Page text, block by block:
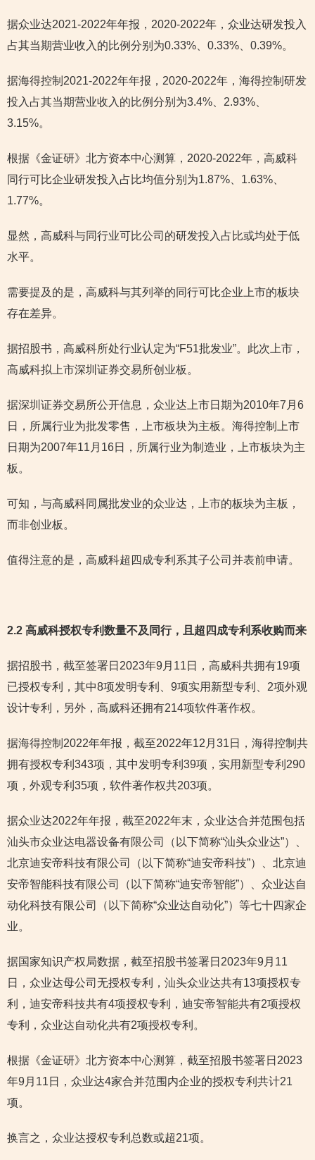
据众业达2021-2022年年报，2020-2022年，众业达研发投入
占其当期营业收入的比例分别为0.33%、0.33%、0.39%。
据海得控制2021-2022年年报，2020-2022年，海得控制研发
投入占其当期营业收入的比例分别为3.4%、2.93%、
3.15%。
根据《金证研》北方资本中心测算，2020-2022年，高威科
同行可比企业研发投入占比均值分别为1.87%、1.63%、
1.77%。
显然，高威科与同行业可比公司的研发投入占比或均处于低
水平。
需要提及的是，高威科与其列举的同行可比企业上市的板块
存在差异。
据招股书，高威科所处行业认定为“F51批发业”。此次上市，
高威科拟上市深圳证券交易所创业板。
据深圳证券交易所公开信息，众业达上市日期为2010年7月6
日，所属行业为批发零售，上市板块为主板。海得控制上市
日期为2007年11月16日，所属行业为制造业，上市板块为主
板。
可知，与高威科同属批发业的众业达，上市的板块为主板，
而非创业板。
值得注意的是，高威科超四成专利系其子公司并表前申请。
2.2 高威科授权专利数量不及同行，且超四成专利系收购而来
据招股书，截至签署日2023年9月11日，高威科共拥有19项
已授权专利，其中8项发明专利、9项实用新型专利、2项外观
设计专利，另外，高威科还拥有214项软件著作权。
据海得控制2022年年报，截至2022年12月31日，海得控制共
拥有授权专利343项，其中发明专利39项，实用新型专利290
项，外观专利35项，软件著作权共203项。
据众业达2022年年报，截至2022年末，众业达合并范围包括
汕头市众业达电器设备有限公司（以下简称“汕头众业达”）、
北京迪安帝科技有限公司（以下简称“迪安帝科技”）、北京迪
安帝智能科技有限公司（以下简称“迪安帝智能”）、众业达自
动化科技有限公司（以下简称“众业达自动化”）等七十四家企
业。
据国家知识产权局数据，截至招股书签署日2023年9月11
日，众业达母公司无授权专利，汕头众业达共有13项授权专
利，迪安帝科技共有4项授权专利，迪安帝智能共有2项授权
专利，众业达自动化共有2项授权专利。
根据《金证研》北方资本中心测算，截至招股书签署日2023
年9月11日，众业达4家合并范围内企业的授权专利共计21
项。
换言之，众业达授权专利总数或超21项。